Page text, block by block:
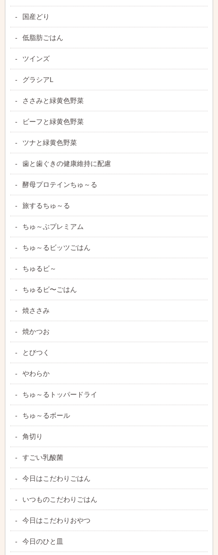
国産どり
低脂肪ごはん
ツインズ
グラシアL
ささみと緑黄色野菜
ビーフと緑黄色野菜
ツナと緑黄色野菜
歯と歯ぐきの健康維持に配慮
酵母プロテインちゅ～る
旅するちゅ～る
ちゅ～ぶプレミアム
ちゅ～るビッツごはん
ちゅるビ～
ちゅるビ〜ごはん
焼ささみ
焼かつお
とびつく
やわらか
ちゅ～るトッパードライ
ちゅ～るボール
角切り
すごい乳酸菌
今日はこだわりごはん
いつものこだわりごはん
今日はこだわりおやつ
今日のひと皿